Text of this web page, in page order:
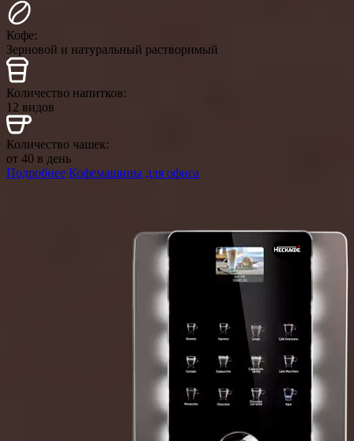
Кофе:
Зерновой и натуральный растворимый
Количество напитков:
12 видов
Количество чашек:
от 40 в день
Подробнее Кофемашины для офиса